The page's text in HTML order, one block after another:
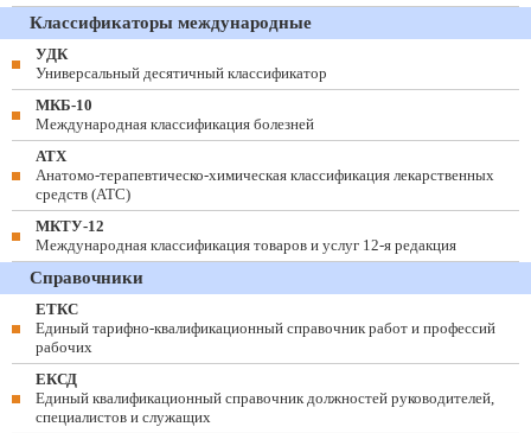
Классификаторы международные
УДК
Универсальный десятичный классификатор
МКБ-10
Международная классификация болезней
АТХ
Анатомо-терапевтическо-химическая классификация лекарственных
средств (ATC)
МКТУ-12
Международная классификация товаров и услуг 12-я редакция
Справочники
ЕТКС
Единый тарифно-квалификационный справочник работ и профессий
рабочих
ЕКСД
Единый квалификационный справочник должностей руководителей,
специалистов и служащих